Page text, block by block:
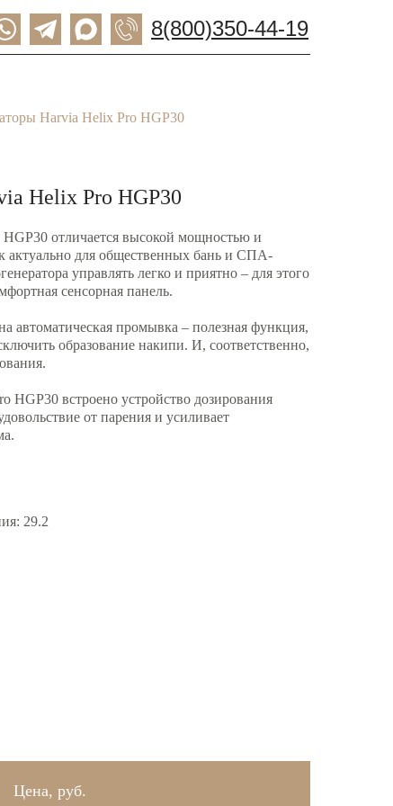
8(800)350-44-19
Harvia Helix Pro HGP30
Helix Pro HGP30
отличается высокой мощностью и
актуально для общественных бань и СПА-
управлять легко и приятно – для этого
сенсорная панель.
автоматическая промывка – полезная функция,
образование накипи. И, соответственно,
HGP30 встроено устройство дозирования
от парения и усиливает
29.2
Цена, руб.